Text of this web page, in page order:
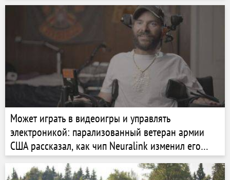
Может играть в видеоигры и управлять
электроникой: парализованный ветеран армии
США рассказал, как чип Neuralink изменил его
жизнь. Фото и видео